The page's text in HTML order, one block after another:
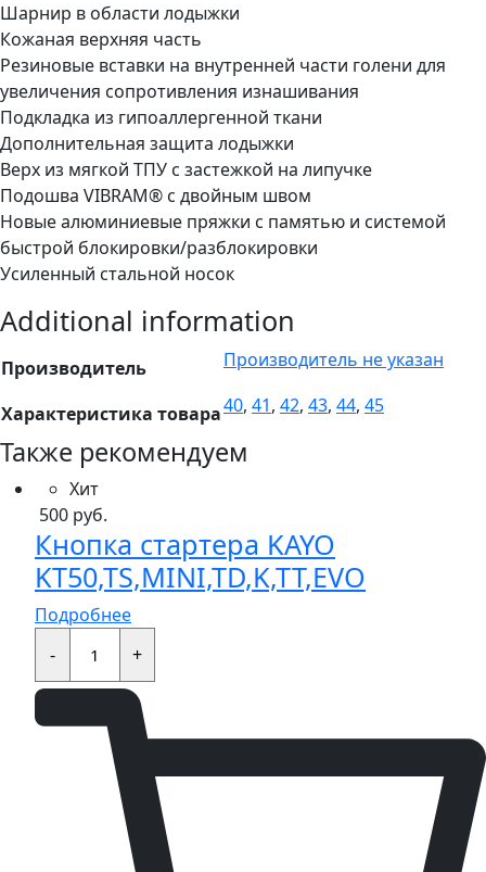
Шарнир в области лодыжки
Кожаная верхняя часть
Резиновые вставки на внутренней части голени для
увеличения сопротивления изнашивания
Подкладка из гипоаллергенной ткани
Дополнительная защита лодыжки
Верх из мягкой ТПУ с застежкой на липучке
Подошва VIBRAM® с двойным швом
Новые алюминиевые пряжки с памятью и системой
быстрой блокировки/разблокировки
Усиленный стальной носок
Additional information
Производитель Производитель не указан
Характеристика товара40, 41, 42, 43, 44, 45
Также рекомендуем
Хит
500 руб.
Кнопка стартера KAYO
KT50,TS,MINI,TD,K,TT,EVO
Подробнее
-
Кнопка
стартера
KT50,TS,MINI,TD,K,TT,EVO
quantity
+